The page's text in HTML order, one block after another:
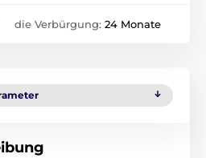
die Verbürgung: 24 Monate